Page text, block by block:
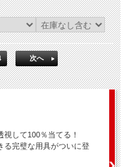
次へ
して100％当てる！
る完璧な用具がついに登